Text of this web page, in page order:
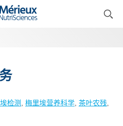
检测 梅里埃营养科学 茶叶农残